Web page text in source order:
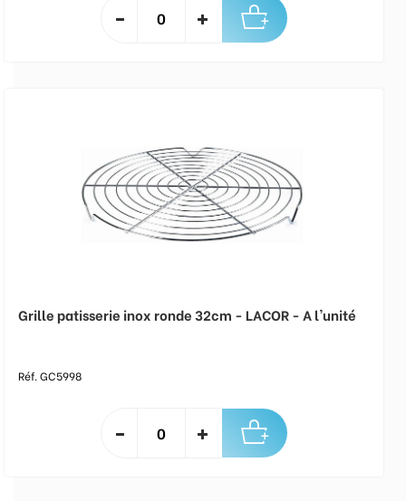
Grille patisserie inox ronde 32cm - LACOR - A l'unité
Réf. GC5998